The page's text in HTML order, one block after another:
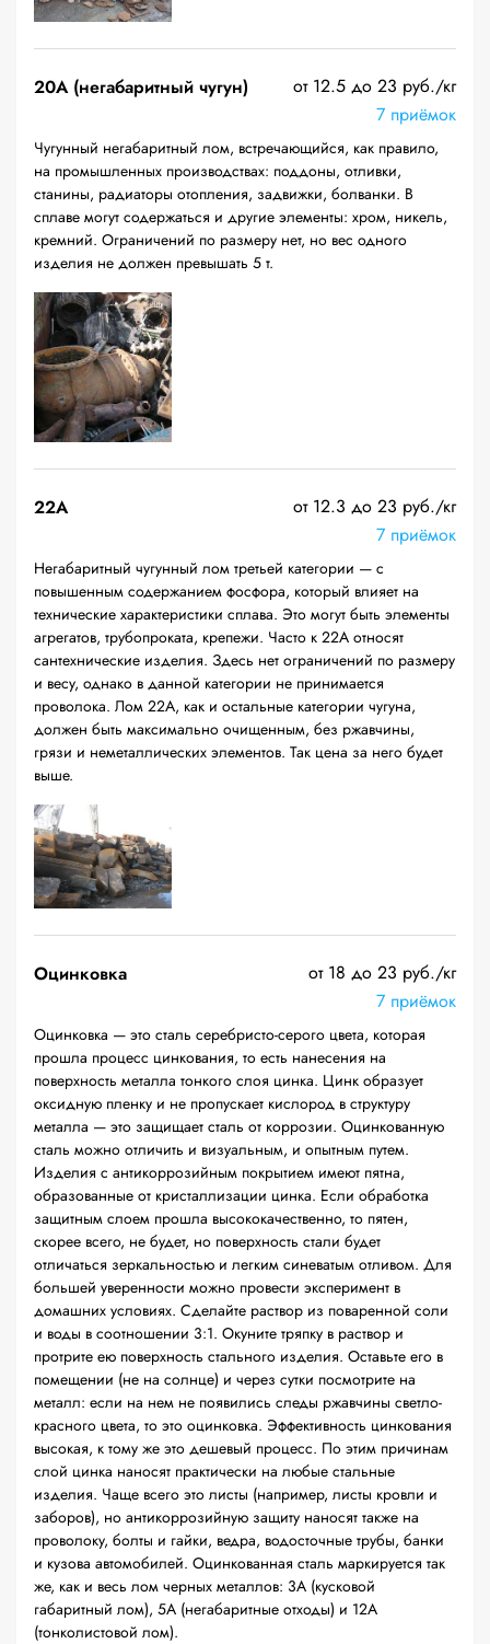
20A (негабаритный чугун)
от 12.5 до 23 руб./кг
7 приёмок
Чугунный негабаритный лом, встречающийся, как правило,
на промышленных производствах: поддоны, отливки,
станины, радиаторы отопления, задвижки, болванки. В
сплаве могут содержаться и другие элементы: хром, никель,
кремний. Ограничений по размеру нет, но вес одного
изделия не должен превышать 5 т.
22A
от 12.3 до 23 руб./кг
7 приёмок
Негабаритный чугунный лом третьей категории — с
повышенным содержанием фосфора, который влияет на
технические характеристики сплава. Это могут быть элементы
агрегатов, трубопроката, крепежи. Часто к 22А относят
сантехнические изделия. Здесь нет ограничений по размеру
и весу, однако в данной категории не принимается
проволока. Лом 22А, как и остальные категории чугуна,
должен быть максимально очищенным, без ржавчины,
грязи и неметаллических элементов. Так цена за него будет
выше.
Оцинковка
от 18 до 23 руб./кг
7 приёмок
Оцинковка — это сталь серебристо-серого цвета, которая
прошла процесс цинкования, то есть нанесения на
поверхность металла тонкого слоя цинка. Цинк образует
оксидную пленку и не пропускает кислород в структуру
металла — это защищает сталь от коррозии. Оцинкованную
сталь можно отличить и визуальным, и опытным путем.
Изделия с антикоррозийным покрытием имеют пятна,
образованные от кристаллизации цинка. Если обработка
защитным слоем прошла высококачественно, то пятен,
скорее всего, не будет, но поверхность стали будет
отличаться зеркальностью и легким синеватым отливом. Для
большей уверенности можно провести эксперимент в
домашних условиях. Сделайте раствор из поваренной соли
и воды в соотношении 3:1. Окуните тряпку в раствор и
протрите ею поверхность стального изделия. Оставьте его в
помещении (не на солнце) и через сутки посмотрите на
металл: если на нем не появились следы ржавчины светло-
красного цвета, то это оцинковка. Эффективность цинкования
высокая, к тому же это дешевый процесс. По этим причинам
слой цинка наносят практически на любые стальные
изделия. Чаще всего это листы (например, листы кровли и
заборов), но антикоррозийную защиту наносят также на
проволоку, болты и гайки, ведра, водосточные трубы, банки
и кузова автомобилей. Оцинкованная сталь маркируется так
же, как и весь лом черных металлов: 3А (кусковой
габаритный лом), 5А (негабаритные отходы) и 12А
(тонколистовой лом).